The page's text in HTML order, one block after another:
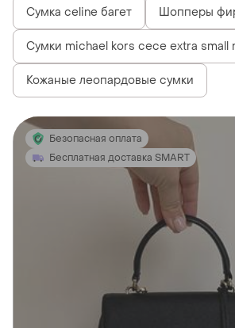
Сумка celine багет Шопперы
Сумки michael kors cece extra small
Кожаные леопардовые сумки
Безопасная оплата
Бесплатная доставка SMART